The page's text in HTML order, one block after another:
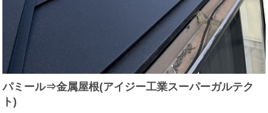
パミール⇒金属屋根(アイジー工業スーパーガルテク
ト)